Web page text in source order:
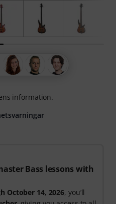
Bass lessons with
October 14, 2026, you’ll
information.